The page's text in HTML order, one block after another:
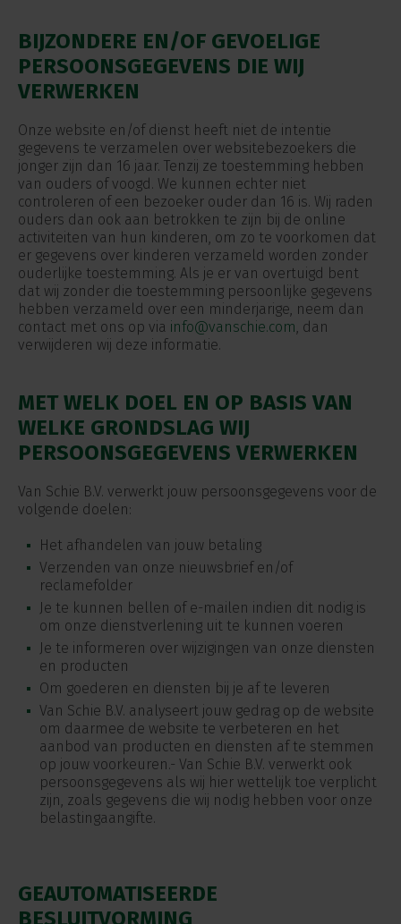
BIJZONDERE EN/OF GEVOELIGE
PERSOONSGEGEVENS DIE WIJ
VERWERKEN
Onze website en/of dienst heeft niet de intentie
gegevens te verzamelen over websitebezoekers die
jonger zijn dan 16 jaar. Tenzij ze toestemming hebben
van ouders of voogd. We kunnen echter niet
controleren of een bezoeker ouder dan 16 is. Wij raden
ouders dan ook aan betrokken te zijn bij de online
activiteiten van hun kinderen, om zo te voorkomen dat
er gegevens over kinderen verzameld worden zonder
ouderlijke toestemming. Als je er van overtuigd bent
dat wij zonder die toestemming persoonlijke gegevens
hebben verzameld over een minderjarige, neem dan
contact met ons op via info@vanschie.com, dan
verwijderen wij deze informatie.
MET WELK DOEL EN OP BASIS VAN
WELKE GRONDSLAG WIJ
PERSOONSGEGEVENS VERWERKEN
Van Schie B.V. verwerkt jouw persoonsgegevens voor de
volgende doelen:
Het afhandelen van jouw betaling
Verzenden van onze nieuwsbrief en/of
reclamefolder
Je te kunnen bellen of e-mailen indien dit nodig is
om onze dienstverlening uit te kunnen voeren
Je te informeren over wijzigingen van onze diensten
en producten
Om goederen en diensten bij je af te leveren
Van Schie B.V. analyseert jouw gedrag op de website
om daarmee de website te verbeteren en het
aanbod van producten en diensten af te stemmen
op jouw voorkeuren.- Van Schie B.V. verwerkt ook
persoonsgegevens als wij hier wettelijk toe verplicht
zijn, zoals gegevens die wij nodig hebben voor onze
belastingaangifte.
GEAUTOMATISEERDE
BESLUITVORMING